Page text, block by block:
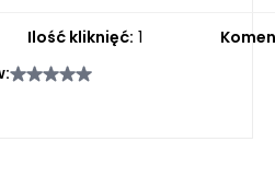
Ilość kliknięć: 1